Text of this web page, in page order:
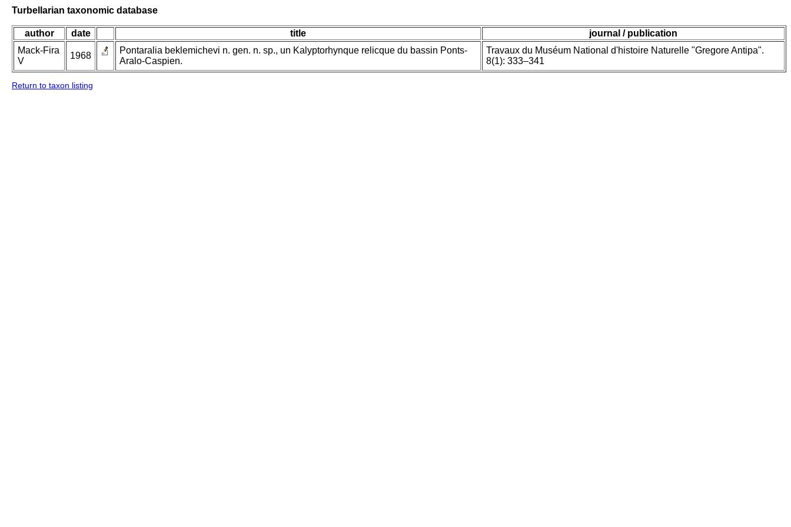
Turbellarian taxonomic database
author date title
journal / publication
Mack-Fira
V
1968
Pontaralia beklemichevi n. gen. n. sp., un Kalyptorhynque relicque du bassin Ponts-
Aralo-Caspien.
Travaux du Muséum National d'histoire Naturelle "Gregore Antipa".
8(1): 333–341
Return to taxon listing